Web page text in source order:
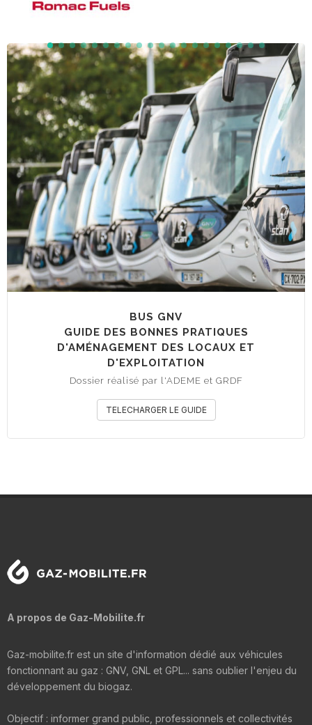
BUS GNV
GUIDE DES BONNES PRATIQUES
D'AMÉNAGEMENT DES LOCAUX ET
D'EXPLOITATION
Dossier réalisé par l'ADEME et GRDF
TELECHARGER LE GUIDE
A propos de Gaz-Mobilite.fr
Gaz-mobilite.fr est un site d'information dédié aux véhicules
fonctionnant au gaz : GNV, GNL et GPL... sans oublier l'enjeu du
développement du biogaz.
Objectif : informer grand public, professionnels et collectivités